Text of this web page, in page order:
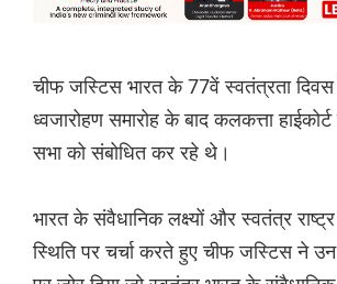
चीफ जस्टिस भारत के 77वें स्वतंत्रता
ध्वजारोहण समारोह के बाद कलकत्ता
सभा को संबोधित कर रहे थे।
भारत के संवैधानिक लक्ष्यों और स्वतंत्र
स्थिति पर चर्चा करते हुए चीफ जस्टिस ने उन